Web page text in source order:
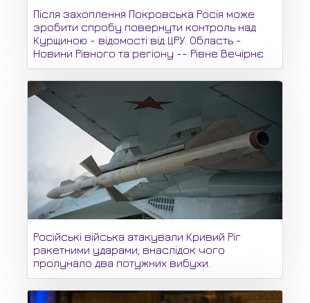
Після захоплення Покровська Росія може
зробити спробу повернути контроль над
Курщиною - відомості від ЦРУ. Область -
Новини Рівного та регіону -- Рівне Вечірнє
Російські війська атакували Кривий Ріг
ракетними ударами, внаслідок чого
пролунало два потужних вибухи.